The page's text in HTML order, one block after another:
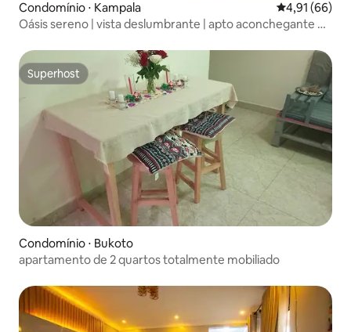
Condomínio ⋅ Kampala 4,91 de uma
4,91 (66)
Oásis sereno | vista deslumbrante | apto aconchegante e
Superhost
Superhost
Condomínio ⋅ Bukoto
apartamento de 2 quartos totalmente mobiliado